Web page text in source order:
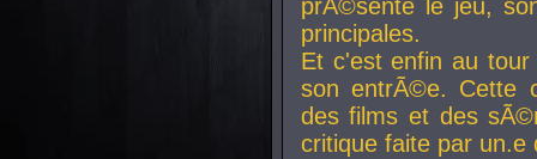
prÃ©sente le jeu,
principales.
Et c'est enfin au
son entrÃ©e. Cette
des films et des
critique faite par